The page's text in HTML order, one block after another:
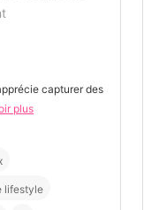
capturer des
plus
lifestyle